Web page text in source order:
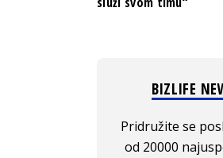
BIZLIFE
Pridružite se
od 20000